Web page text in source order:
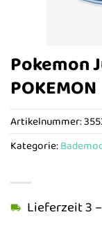
Pokemon
POKEMON
Lieferzeit 3
Artikelnummer:
Kategorie: